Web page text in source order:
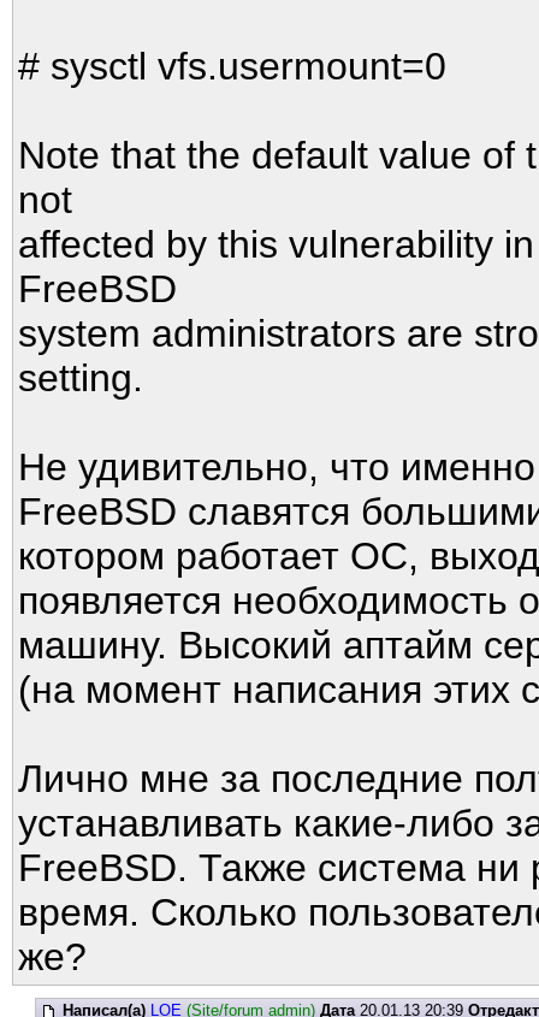
# sysctl vfs.usermount=0
Note that the default value of
not
affected by this vulnerability
FreeBSD
system administrators are
setting.
Не удивительно, что
FreeBSD славятся
котором работает ОС,
появляется необходимость
машину. Высокий аптайм
(на момент написания этих
Лично мне за последние
устанавливать какие-либо
FreeBSD. Также система ни
время. Сколько
же?
Написал(а) LOE (Site/forum admin) Дата20.01.13 20:39